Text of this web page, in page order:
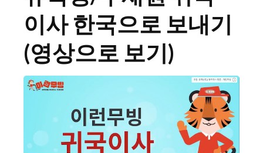
이사 한국으로 보내기
(영상으로 보기)